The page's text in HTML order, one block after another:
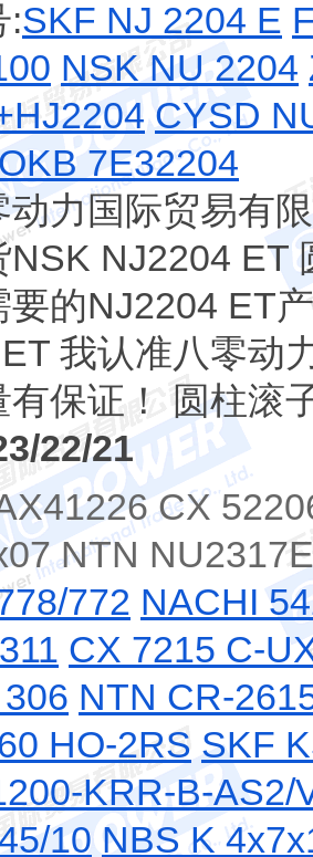
:SKF NJ 2204 E
NSK NU 2204
CYSD
OKB 7E32204
动力国际贸易有
NSK NJ2204 ET
要的NJ2204 ET
我认准八零动
有保证！ 圆柱滚
22/21
CX
NTN NU2317E
772 NACHI
CX 7215 C-
NTN CR-
HO-2RS SKF
KRR-B-AS2/
10 NBS K